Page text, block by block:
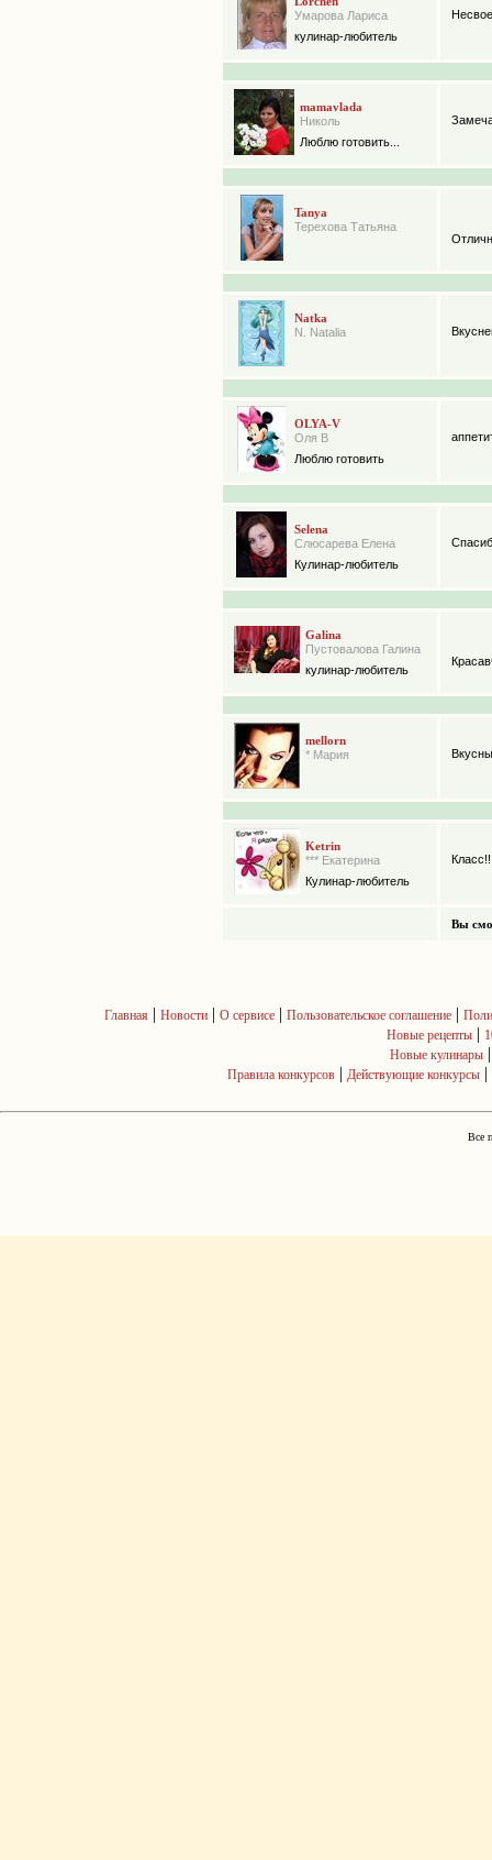
Умарова Лариса
кулинар-любитель
mamavlada
Николь
Люблю готовить...
Tanya
Терехова Татьяна
Natka
N. Natalia
OLYA-V
Оля В
Люблю готовить
Selena
Слюсарева Елена
Кулинар-любитель
Galina
Пустовалова Галина
кулинар-любитель
mellorn
* Мария
Ketrin
*** Екатерина
Кулинар-любитель
Вы
Главная | Новости| О сервисе| Пользовательское соглашение|
Новые рецепты |
Новые кулинары
Правила конкурсов | Действующие конкурсы |
Все